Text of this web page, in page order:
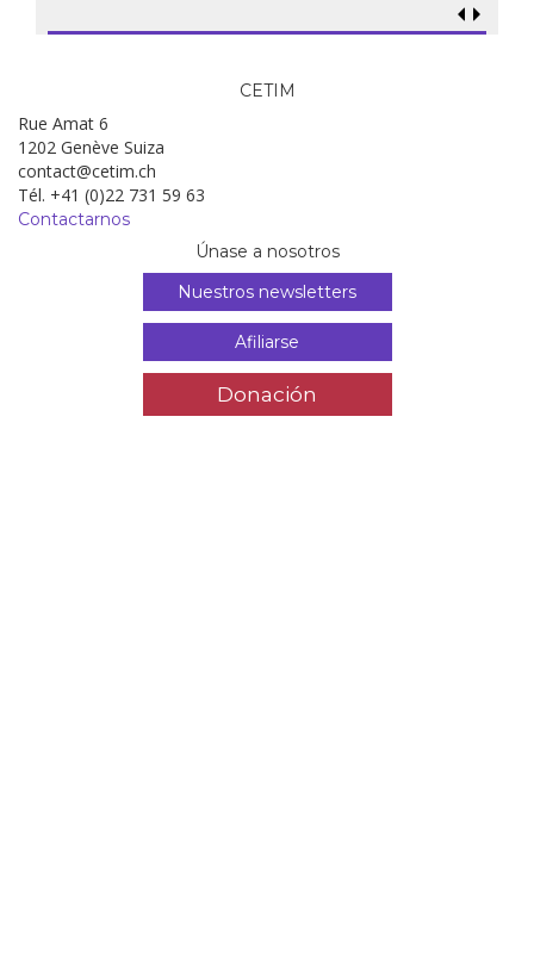
CETIM
Rue Amat 6
1202 Genève Suiza
contact@cetim.ch
Tél. +41 (0)22 731 59 63
Contactarnos
Únase a nosotros
Nuestros newsletters
Afiliarse
Donación